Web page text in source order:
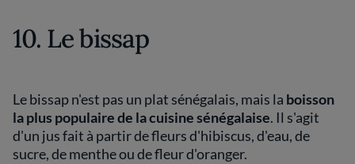
10. Le bissap
Le bissap n'est pas un plat sénégalais, mais la boisson
la plus populaire de la cuisine sénégalaise. Il s'agit
d'un jus fait à partir de fleurs d'hibiscus, d'eau, de
sucre, de menthe ou de fleur d'oranger.